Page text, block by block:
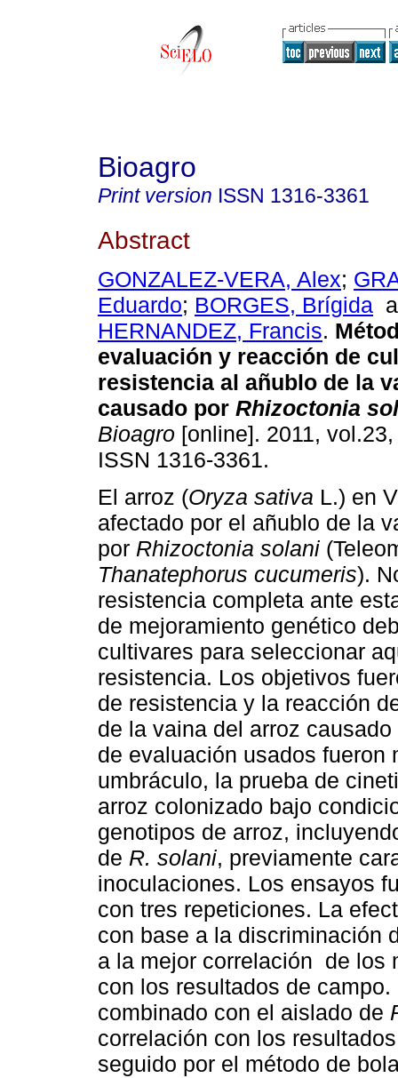
Bioagro
Print version ISSN 1316-3361
Abstract
GONZALEZ-VERA, Alex;
Eduardo; BORGES, Brígida
HERNANDEZ, Francis.
evaluación y reacción de
resistencia al añublo de la
causado por Rhizoctonia
Bioagro [online]. 2011,
ISSN 1316-3361.
El arroz (Oryza sativa L.) en
afectado por el añublo de la
por Rhizoctonia solani
Thanatephorus cucumeris).
resistencia completa ante
de mejoramiento genético
cultivares para seleccionar
resistencia. Los objetivos
de resistencia y la reacción
de la vaina del arroz
de evaluación usados fueron
umbráculo, la prueba de
arroz colonizado bajo
genotipos de arroz,
de R. solani, previamente
inoculaciones. Los ensayos
con tres repeticiones. La
con base a la discriminación
a la mejor correlación de los
con los resultados de
combinado con el aislado de
correlación con los
seguido por el método de